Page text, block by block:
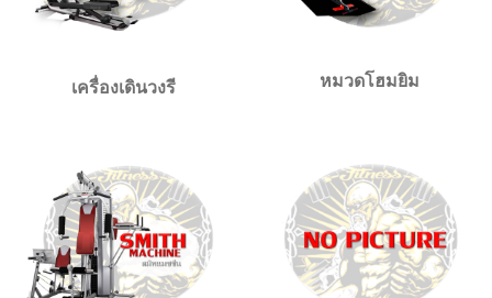
เครื่องเดินวงรี หมวดโฮมยิม